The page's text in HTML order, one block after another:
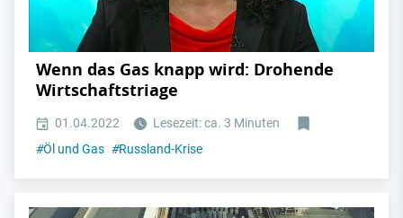
Wenn das Gas knapp wird: Drohende
Wirtschaftstriage
01.04.2022
Lesezeit: ca. 3 Minuten
#Öl und Gas #Russland-Krise